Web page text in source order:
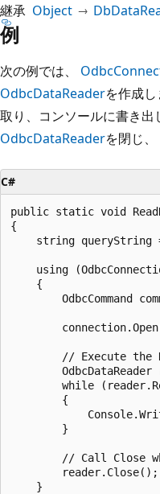
継承 Object
例
次の例では、
OdbcDataReaderを作成
取り、コンソールに書き出
OdbcDataReaderを閉じ、
C#
public static void
{
string queryString
using
    {
OdbcCommand
// Execute the
OdbcDataReader
while
        {
        }
// Call Close
        reader.Close();
    }